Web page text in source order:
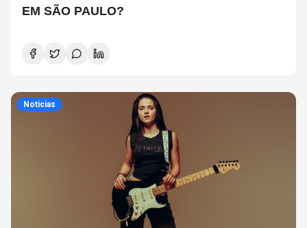
EM SÃO PAULO?
Noticias